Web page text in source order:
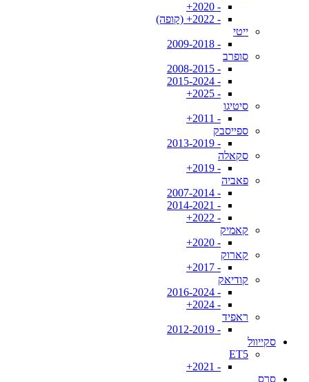
- 2020+
- 2022+ (קופה)
ייטי
- 2009-2018
סופרב
- 2008-2015
- 2015-2024
- 2025+
סיטיגו
- 2011+
ספייסבק
- 2013-2019
סקאלה
- 2019+
פאביה
- 2007-2014
- 2014-2021
- 2022+
קאמיק
- 2020+
קארוק
- 2017+
קודיאק
- 2016-2024
- 2024+
ראפיד
- 2012-2019
סקייוול
ET5
- 2021+
סרס